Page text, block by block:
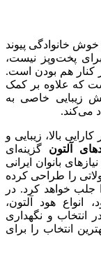
خانوادگی پیوند
پخت‌وپز نیست،
کنار هم بودن است.
که علاوه بر کمک
زیبایی خاصی به
می‌کند.
بالا، زیبایی و
آلتون گزینه‌ای
بانوان ایرانی
را طراحی کرده
جلب خواهد کرد. در
انواع هود آلتون،
انتخاب و نگهداری
انتخاب را برای